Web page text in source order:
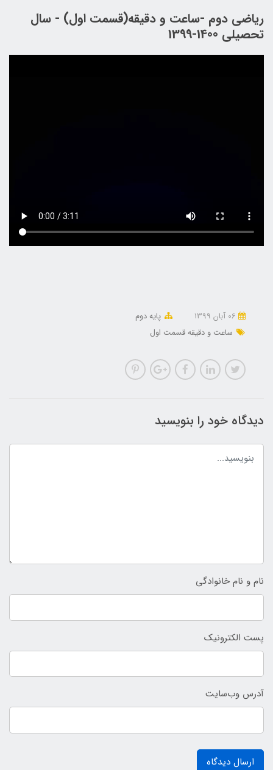
ریاضی دوم -ساعت و دقیقه(قسمت اول) - سال
تحصیلی 1400-1399
پایه دوم
ساعت و دقیقه قسمت اول
دیدگاه خود را بنویسید
نام و نام خانوادگی
پست الکترونیک
آدرس وب‌سایت
ارسال دیدگاه